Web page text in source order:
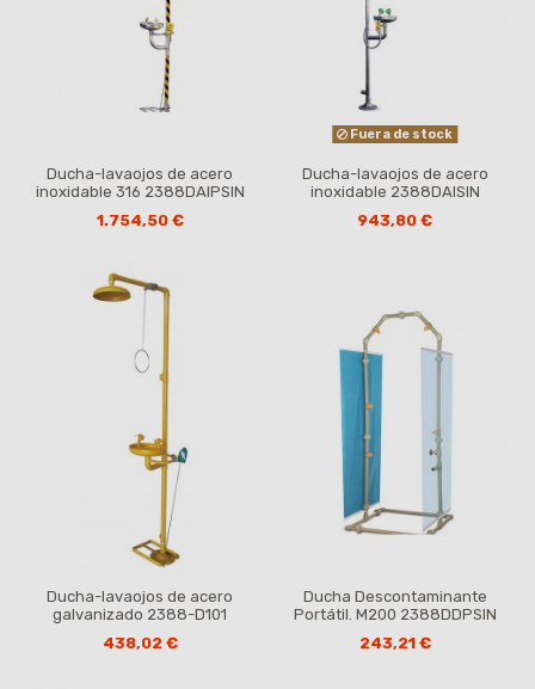
Ducha-lavaojos de acero
inoxidable 316 2388DAIPSIN
1.754,50 €
Fuera de stock
Ducha-lavaojos de acero
inoxidable 2388DAISIN
943,80 €
Ducha-lavaojos de acero
galvanizado 2388-D101
438,02 €
Ducha Descontaminante
Portátil. M200 2388DDPSIN
243,21 €